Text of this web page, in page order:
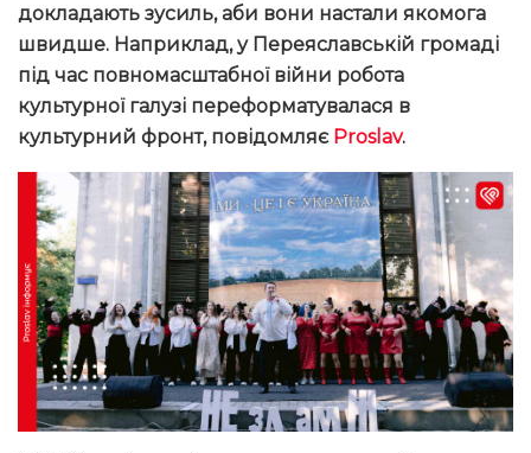
докладають зусиль, аби вони настали якомога
швидше. Наприклад, у Переяславській громаді
під час повномасштабної війни робота
культурної галузі переформатувалася в
культурний фронт, повідомляє Proslav.